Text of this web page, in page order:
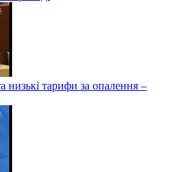
низькі тарифи за опалення –